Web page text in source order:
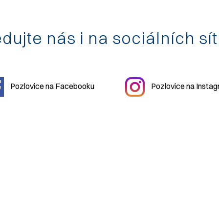
nás i na sociálních
Pozlovice na Facebooku Pozlovice na